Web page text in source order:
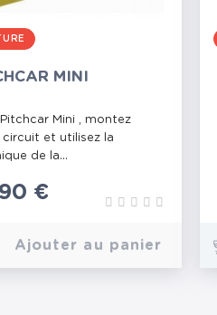
MINI
Mini , montez
et utilisez la
de la...
€
Ajouter au panier